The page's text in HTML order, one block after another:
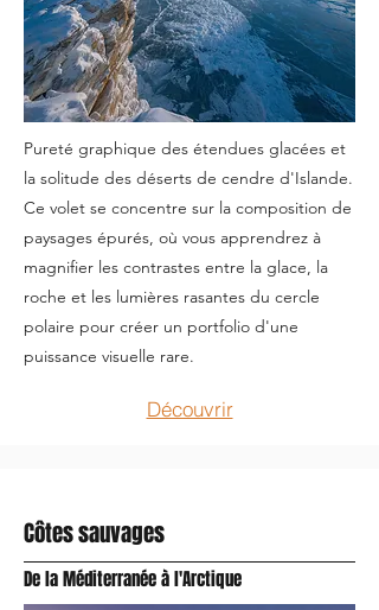
Pureté graphique des étendues glacées et
la solitude des déserts de cendre d'Islande.
Ce volet se concentre sur la composition de
paysages épurés, où vous apprendrez à
magnifier les contrastes entre la glace, la
roche et les lumières rasantes du cercle
polaire pour créer un portfolio d'une
puissance visuelle rare.
Découvrir
Côtes sauvages
De la Méditerranée à l'Arctique